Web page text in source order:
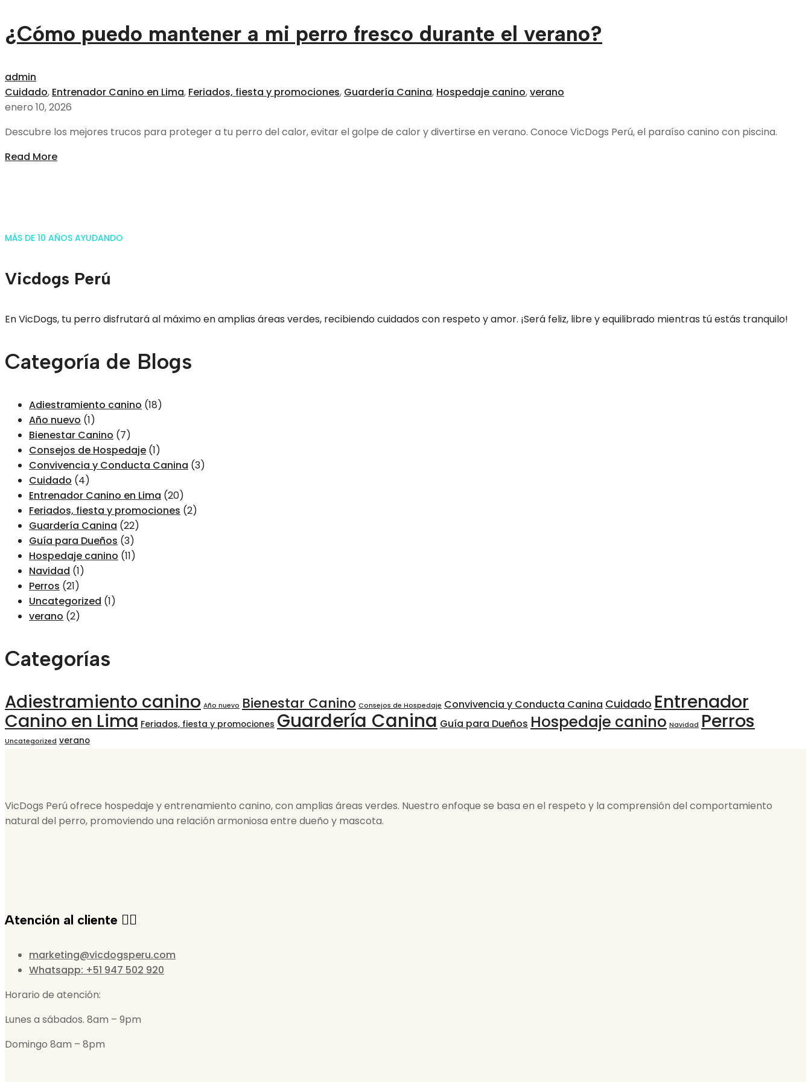
¿Cómo puedo mantener a mi perro fresco durante el verano?
admin
Cuidado, Entrenador Canino en Lima, Feriados, fiesta y promociones, Guardería Canina, Hospedaje canino,verano
enero 10, 2026
Descubre los mejores trucos para proteger a tu perro del calor, evitar el golpe de calor y divertirse en verano. Conoce VicDogs Perú, el paraíso canino con piscina.
Read More
MÁS DE 10 AÑOS AYUDANDO
Vicdogs Perú
En VicDogs, tu perro disfrutará al máximo en amplias áreas verdes, recibiendo cuidados con respeto y amor. ¡Será feliz, libre y equilibrado mientras tú estás tranquilo!
Categoría de Blogs
Adiestramiento canino (18)
Año nuevo (1)
Bienestar Canino (7)
Consejos de Hospedaje (1)
Convivencia y Conducta Canina (3)
Cuidado (4)
Entrenador Canino en Lima (20)
Feriados, fiesta y promociones (2)
Guardería Canina (22)
Guía para Dueños (3)
Hospedaje canino (11)
Navidad (1)
Perros (21)
Uncategorized (1)
verano (2)
Categorías
Adiestramiento canino Año nuevo Bienestar Canino Consejos de Hospedaje Convivencia y Conducta Canina Cuidado Entrenador
Canino en Lima Feriados, fiesta y promociones Guardería Canina Guía para Dueños Hospedaje canino Navidad Perros
Uncategorized verano
VicDogs Perú ofrece hospedaje y entrenamiento canino, con amplias áreas verdes. Nuestro enfoque se basa en el respeto y la comprensión del comportamiento
natural del perro, promoviendo una relación armoniosa entre dueño y mascota.
Atención al cliente 🙋‍♀️
marketing@vicdogsperu.com
Whatsapp: +51 947 502 920
Horario de atención:
Lunes a sábados. 8am – 9pm
Domingo 8am – 8pm